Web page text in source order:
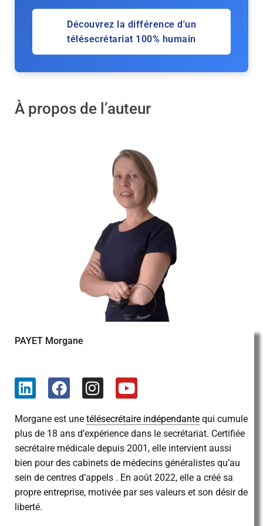
Découvrez la différence d'un
télésecrétariat 100% humain
À propos de l’auteur
PAYET Morgane
Morgane est une télésecrétaire indépendante qui cumule
plus de 18 ans d’expérience dans le secrétariat. Certifiée
secrétaire médicale depuis 2001, elle intervient aussi
bien pour des cabinets de médecins généralistes qu’au
sein de centres d’appels . En août 2022, elle a créé sa
propre entreprise, motivée par ses valeurs et son désir de
liberté.